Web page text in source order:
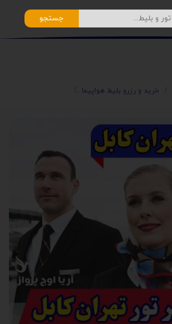
جستجو
خرید و رزرو بلیط هواپیما